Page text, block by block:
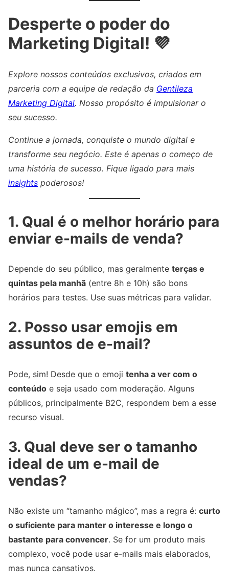
Desperte o poder do
Marketing Digital! 💜
Explore nossos conteúdos exclusivos, criados em
parceria com a equipe de redação da Gentileza
Marketing Digital. Nosso propósito é impulsionar o
seu sucesso.
Continue a jornada, conquiste o mundo digital e
transforme seu negócio. Este é apenas o começo de
uma história de sucesso. Fique ligado para mais
insights poderosos!
1. Qual é o melhor horário para
enviar e-mails de venda?
Depende do seu público, mas geralmente terças e
quintas pela manhã (entre 8h e 10h) são bons
horários para testes. Use suas métricas para validar.
2. Posso usar emojis em
assuntos de e-mail?
Pode, sim! Desde que o emoji tenha a ver com o
conteúdo e seja usado com moderação. Alguns
públicos, principalmente B2C, respondem bem a esse
recurso visual.
3. Qual deve ser o tamanho
ideal de um e-mail de
vendas?
Não existe um “tamanho mágico”, mas a regra é: curto
o suficiente para manter o interesse e longo o
bastante para convencer. Se for um produto mais
complexo, você pode usar e-mails mais elaborados,
mas nunca cansativos.